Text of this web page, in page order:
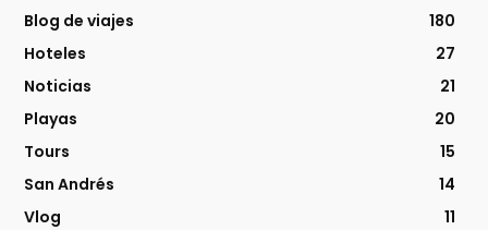
Blog de viajes
180
Hoteles
27
Noticias
21
Playas
20
Tours
15
San Andrés
14
Vlog
11